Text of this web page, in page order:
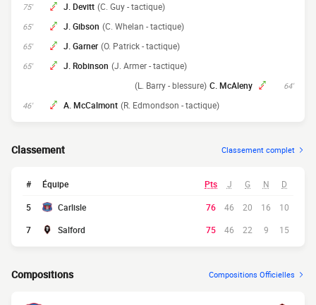
75' J. Devitt (C. Guy - tactique)
65' J. Gibson (C. Whelan - tactique)
65' J. Garner (O. Patrick - tactique)
65' J. Robinson (J. Armer - tactique)
64'
C. McAleny
(L. Barry - blessure)
46' A. McCalmont (R. Edmondson - tactique)
Classement Classement complet
# Équipe Pts J G N D
5 Carlisle 76 46 20 16
10
7
Salford 75 46 22 9 15
Compositions Compositions Officielles